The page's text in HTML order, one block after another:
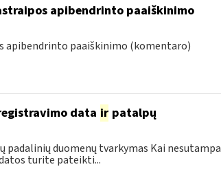
apibendrinto paaiškinimo
apibendrinto paaiškinimo (komentaro)
data irpatalpų
duomenų tvarkymas Kai nesutampa
turite pateikti...